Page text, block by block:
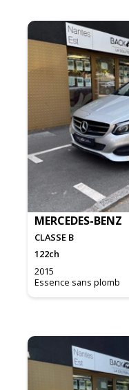
MERCEDES-BENZ
CLASSE B
122ch
2015
Essence sans plomb